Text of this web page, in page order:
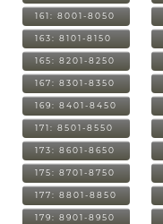
161: 8001-8050
163: 8101-8150
165: 8201-8250
167: 8301-8350
169: 8401-8450
171: 8501-8550
173: 8601-8650
175: 8701-8750
177: 8801-8850
179: 8901-8950